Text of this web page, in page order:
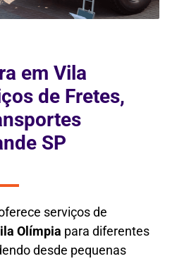
em Vila
de Fretes,
SP
serviços de
Olímpia para diferentes
desde pequenas